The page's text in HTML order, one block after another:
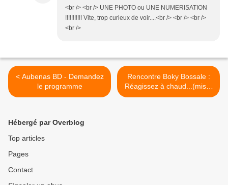
<br /> <br /> UNE PHOTO ou UNE NUMERISATION
!!!!!!!!!!! Vite, trop curieux de voir....<br /> <br /> <br />
<br />
< Aubenas BD - Demandez
le programme
Rencontre Boky Bossale :
Réagissez à chaud...(mis à
jour 3 fois) >
Hébergé par Overblog
Top articles
Pages
Contact